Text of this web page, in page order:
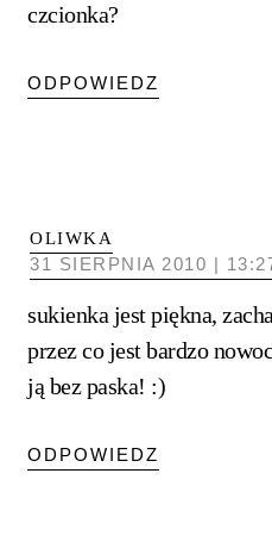
czcionka?
ODPOWIEDZ
OLIWKA
31 SIERPNIA 2010 |
sukienka jest piękna,
przez co jest bardzo
ją bez paska! :)
ODPOWIEDZ